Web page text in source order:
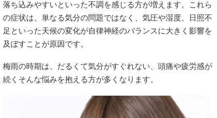
落ち込みやすいといった不調を感じる方が増えます。これら
の症状は、単なる気分の問題ではなく、気圧や湿度、日照不
足といった天候の変化が自律神経のバランスに大きく影響を
及ぼすことが原因です。
梅雨の時期は、だるくて気分がすぐれない、頭痛や疲労感が
続くそんな悩みを抱える方が多くなります。